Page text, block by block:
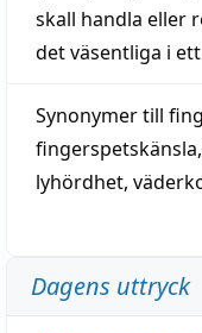
skall handla eller
det väsentliga i
Synonymer till
fingerspetskänsla,
lyhördhet,
Dagens uttryck